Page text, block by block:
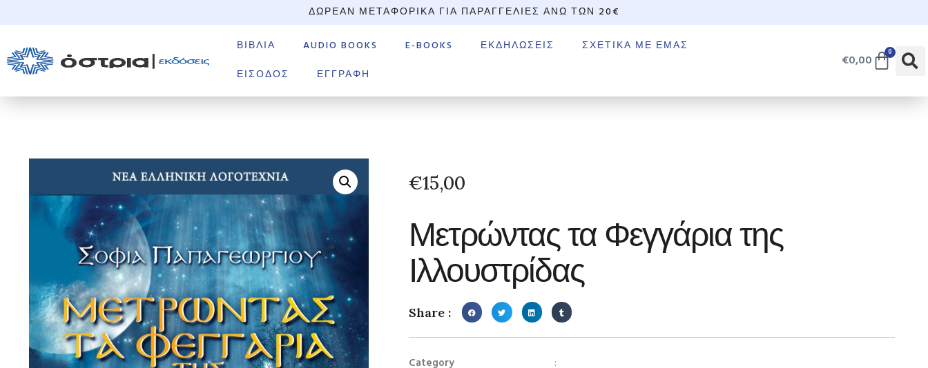
ΔΩΡΕΆΝ ΜΕΤΑΦΟΡΙΚΆ ΓΙΑ ΠΑΡΑΓΓΕΛΊΕΣ ΆΝΩ ΤΩΝ 20€
ΒΙΒΛΊΑ AUDIO BOOKS E-BOOKS ΕΚΔΗΛΏΣΕΙΣ
ΣΧΕΤΙΚΆ ΜΕ ΕΜΆΣ
ΕΊΣΟΔΟΣ
ΕΓΓΡΑΦΉ
€0,00 0
€15,00
Μετρώντας τα Φεγγάρια της
Ιλλουστρίδας
Share :
Category
: